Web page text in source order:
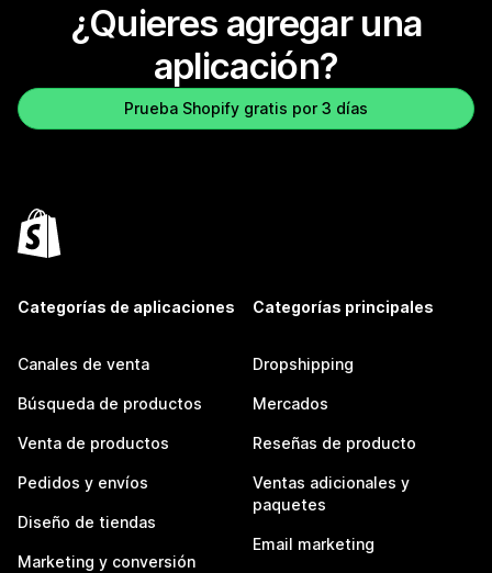
¿Quieres agregar una
aplicación?
Prueba Shopify gratis por 3 días
Categorías de aplicaciones
Canales de venta
Búsqueda de productos
Venta de productos
Pedidos y envíos
Diseño de tiendas
Marketing y conversión
Categorías principales
Dropshipping
Mercados
Reseñas de producto
Ventas adicionales y
paquetes
Email marketing